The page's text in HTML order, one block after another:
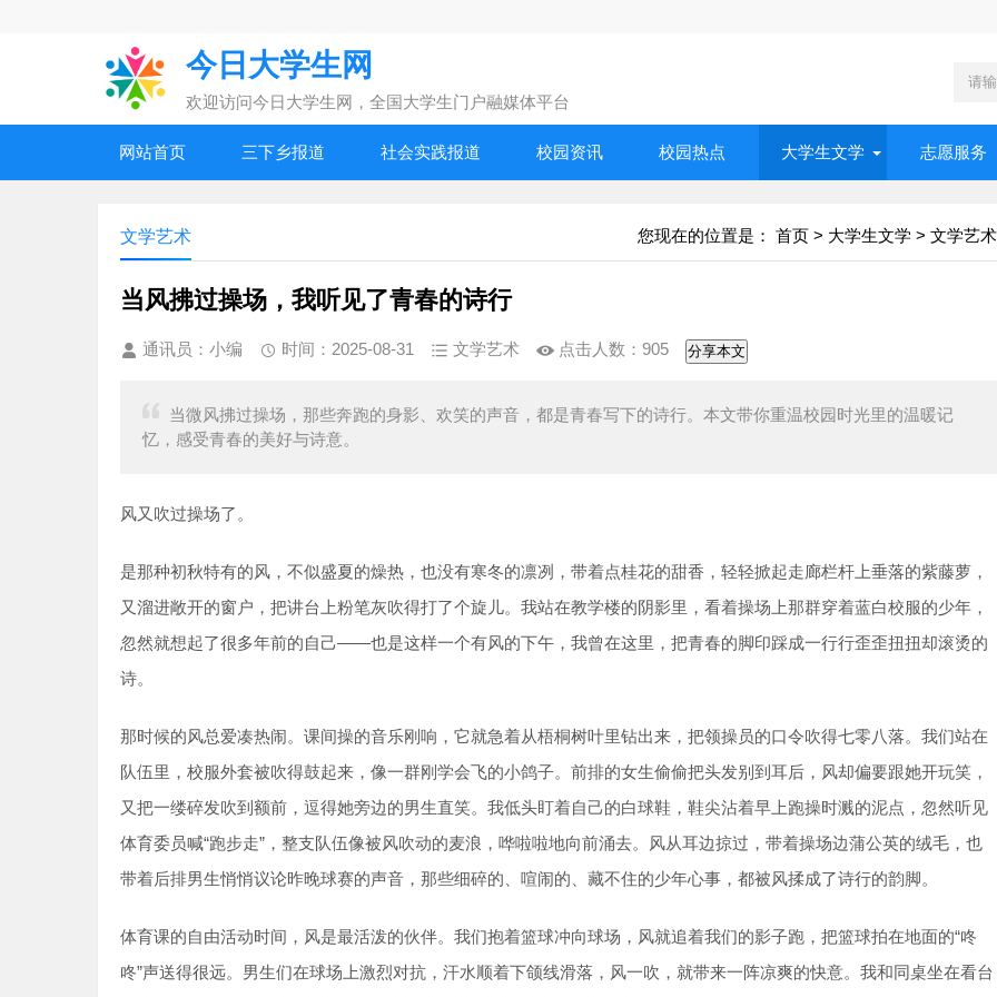
今日大学生网
欢迎访问今日大学生网，全国大学生门户融媒体平台
网站首页 三下乡报道 社会实践报道 校园资讯 校园热点 大学生文学 志愿服务
您现在的位置是： 首页 > 大学生文学 > 文学艺术
文学艺术
当风拂过操场，我听见了青春的诗行
通讯员：小编 时间：2025-08-31 文学艺术 点击人数： 905 分享本文
当微风拂过操场，那些奔跑的身影、欢笑的声音，都是青春写下的诗行。本文带你重温校园时光里的温暖记
忆，感受青春的美好与诗意。
风又吹过操场了。
是那种初秋特有的风，不似盛夏的燥热，也没有寒冬的凛冽，带着点桂花的甜香，轻轻掀起走廊栏杆上垂落的紫藤萝，
又溜进敞开的窗户，把讲台上粉笔灰吹得打了个旋儿。我站在教学楼的阴影里，看着操场上那群穿着蓝白校服的少年，
忽然就想起了很多年前的自己——也是这样一个有风的下午，我曾在这里，把青春的脚印踩成一行行歪歪扭扭却滚烫的
诗。
那时候的风总爱凑热闹。课间操的音乐刚响，它就急着从梧桐树叶里钻出来，把领操员的口令吹得七零八落。我们站在
队伍里，校服外套被吹得鼓起来，像一群刚学会飞的小鸽子。前排的女生偷偷把头发别到耳后，风却偏要跟她开玩笑，
又把一缕碎发吹到额前，逗得她旁边的男生直笑。我低头盯着自己的白球鞋，鞋尖沾着早上跑操时溅的泥点，忽然听见
体育委员喊“跑步走”，整支队伍像被风吹动的麦浪，哗啦啦地向前涌去。风从耳边掠过，带着操场边蒲公英的绒毛，也
带着后排男生悄悄议论昨晚球赛的声音，那些细碎的、喧闹的、藏不住的少年心事，都被风揉成了诗行的韵脚。
体育课的自由活动时间，风是最活泼的伙伴。我们抱着篮球冲向球场，风就追着我们的影子跑，把篮球拍在地面的“咚
咚”声送得很远。男生们在球场上激烈对抗，汗水顺着下颌线滑落，风一吹，就带来一阵凉爽的快意。我和同桌坐在看台